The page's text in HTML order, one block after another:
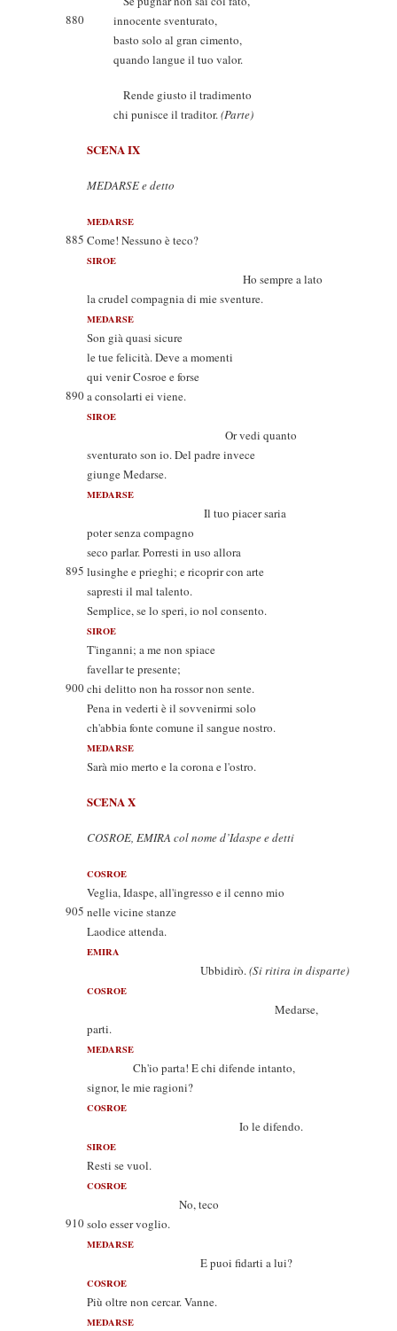
880
innocente sventurato,
basto solo al gran cimento,
quando langue il tuo valor.
Rende giusto il tradimento
chi punisce il traditor.(Parte)
SCENA IX
MEDARSE e detto
MEDARSE
885 Come! Nessuno è teco?
SIROE
Ho sempre a lato
la crudel compagnia di mie sventure.
MEDARSE
Son già quasi sicure
le tue felicità. Deve a momenti
qui venir Cosroe e forse
890a consolarti ei viene.
SIROE
Or vedi quanto
sventurato son io. Del padre invece
giunge Medarse.
MEDARSE
Il tuo piacer saria
poter senza compagno
seco parlar. Porresti in uso allora
895 lusinghe e prieghi; e ricoprir con arte
sapresti il mal talento.
Semplice, se lo speri, io nol consento.
SIROE
T'inganni; a me non spiace
favellar te presente;
900chi delitto non ha rossor non sente.
Pena in vederti è il sovvenirmi solo
ch'abbia fonte comune il sangue nostro.
MEDARSE
Sarà mio merto e la corona e l'ostro.
SCENA X
COSROE, EMIRA col nome d’Idaspe e detti
COSROE
Veglia, Idaspe, all'ingresso e il cenno mio
905 nelle vicine stanze
Laodice attenda.
EMIRA
Ubbidirò.(Si ritira in disparte)
COSROE
Medarse,
parti.
MEDARSE
Ch'io parta! E chi difende intanto,
signor, le mie ragioni?
COSROE
Io le difendo.
SIROE
Resti se vuol.
COSROE
No, teco
910solo esser voglio.
MEDARSE
E puoi fidarti a lui?
COSROE
Più oltre non cercar. Vanne.
MEDARSE